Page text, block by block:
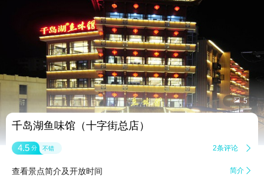
 5
千岛湖鱼味馆（十字街总店）
4.5 分 不错 2条评论 
查看景点简介及开放时间 简介 